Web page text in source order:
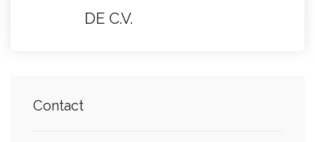
DE C.V.
Contact